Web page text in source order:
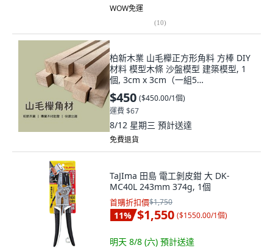
WOW免運
(10)
柏新木業 山毛櫸正方形角料 方棒 DIY
材料 模型木條 沙盤模型 建築模型, 1
個, 3cm x 3cm（一組5
根）,90cm（請選擇宅配）
$450 ($450.00/1個)
運費 $67
8/12 星期三 預計送達
免費退貨
TaJIma 田島 電工剝皮鉗 大 DK-
MC40L 243mm 374g, 1個
首購折扣價$1,750
11% $1,550 ($1550.00/1個)
明天 8/8 (六) 預計送達